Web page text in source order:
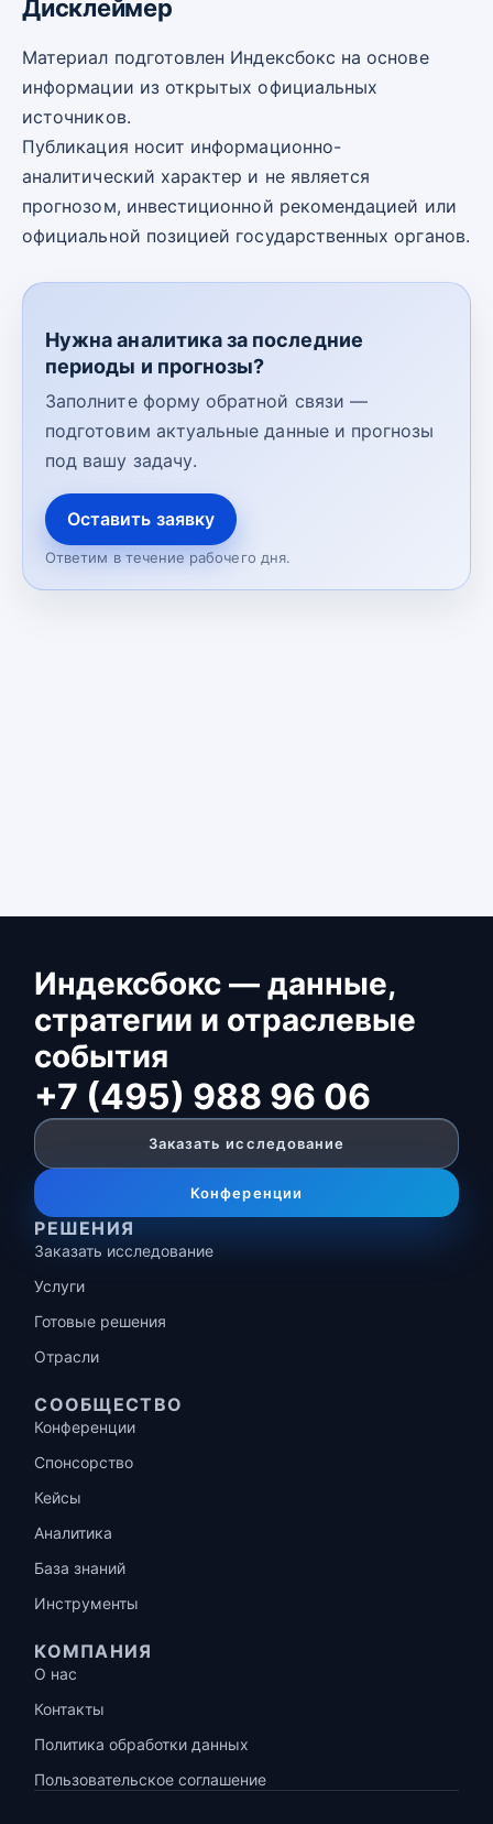
Дисклеймер
Материал подготовлен Индексбокс на основе
информации из открытых официальных
источников.
Публикация носит информационно-
аналитический характер и не является
прогнозом, инвестиционной рекомендацией или
официальной позицией государственных органов.
Нужна аналитика за последние
периоды и прогнозы?
Заполните форму обратной связи —
подготовим актуальные данные и прогнозы
под вашу задачу.
Оставить заявку
Ответим в течение рабочего дня.
Индексбокс — данные,
стратегии и отраслевые
события
+7 (495) 988 96 06
Заказать исследование
Конференции
РЕШЕНИЯ
Заказать исследование
Услуги
Готовые решения
Отрасли
СООБЩЕСТВО
Конференции
Спонсорство
Кейсы
Аналитика
База знаний
Инструменты
КОМПАНИЯ
О нас
Контакты
Политика обработки данных
Пользовательское соглашение